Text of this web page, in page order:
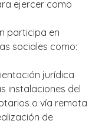
ejercer como
participa en
sociales como:
jurídica
instalaciones del
o vía remota
de